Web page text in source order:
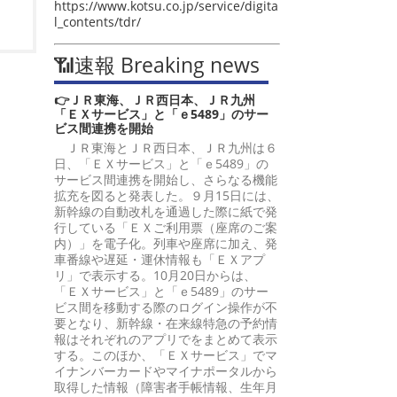
https://www.kotsu.co.jp/service/digita
l_contents/tdr/
📶速報 Breaking news
👉ＪＲ東海、ＪＲ西日本、ＪＲ九州
「ＥＸサービス」と「ｅ5489」のサー
ビス間連携を開始
ＪＲ東海とＪＲ西日本、ＪＲ九州は６
日、「ＥＸサービス」と「ｅ5489」の
サービス間連携を開始し、さらなる機能
拡充を図ると発表した。９月15日には、
新幹線の自動改札を通過した際に紙で発
行している「ＥＸご利用票（座席のご案
内）」を電子化。列車や座席に加え、発
車番線や遅延・運休情報も「ＥＸアプ
リ」で表示する。10月20日からは、
「ＥＸサービス」と「ｅ5489」のサー
ビス間を移動する際のログイン操作が不
要となり、新幹線・在来線特急の予約情
報はそれぞれのアプリでをまとめて表示
する。このほか、「ＥＸサービス」でマ
イナンバーカードやマイナポータルから
取得した情報（障害者手帳情報、生年月